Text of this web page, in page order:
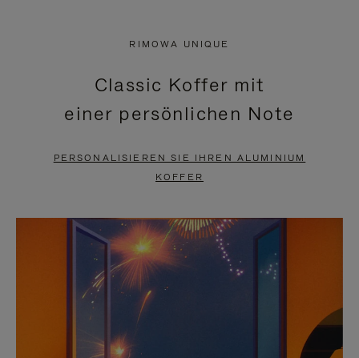
PAUSIERT,
BITTE
DRÜCKEN
ANZUHALTEN
KLICKEN
SIE
ZUM
AUFHEBEN
STUMMSCHALTUNG
RIMOWA UNIQUE
Classic Koffer mit
einer persönlichen Note
PERSONALISIEREN SIE IHREN ALUMINIUM
KOFFER